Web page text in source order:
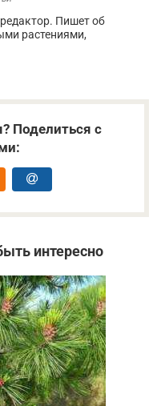
Пишет об
растениями,
Поделиться с
интересно